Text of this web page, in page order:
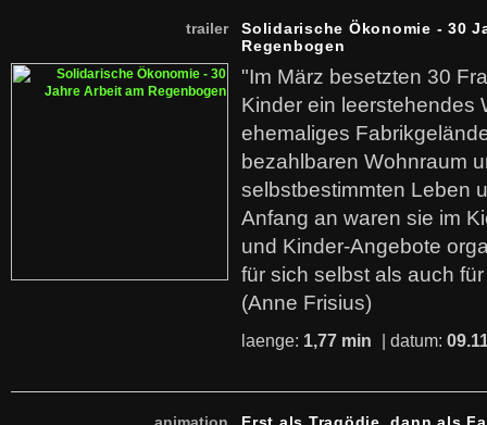
trailer
Solidarische Ökonomie - 30
Regenbogen
"Im März besetzten 30
Kinder ein leerstehendes
ehemaliges
bezahlbaren Wohnraum
selbstbestimmten Leben
Anfang an waren sie im
und Kinder-Angebote
für sich selbst als auch
(Anne Frisius)
laenge: 1,77 min | datum: